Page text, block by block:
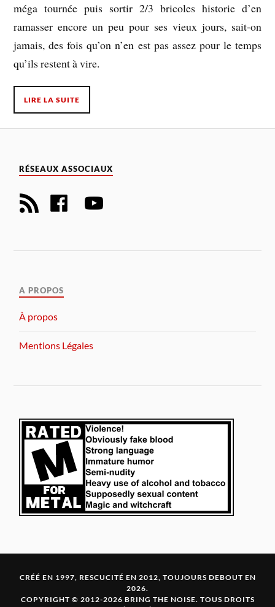
méga tournée puis sortir 2/3 bricoles historie d’en
ramasser encore un peu pour ses vieux jours, sait-on
jamais, des fois qu’on n’en est pas assez pour le temps
qu’ils restent à vire.
LIRE LA SUITE
RÉSEAUX ASSOCIAUX
A PROPOS
À propos
Mentions Légales
CRÉÉ EN 1997, RESCUCITÉ EN 2012, TOUJOURS DEBOUT EN
2026.
COPYRIGHT © 2012-2026 BRING THE NOISE. TOUS DROITS